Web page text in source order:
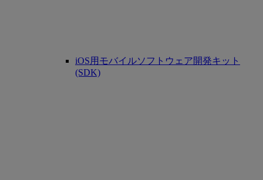
iOS用モバイルソフトウェア開発キット
(SDK)